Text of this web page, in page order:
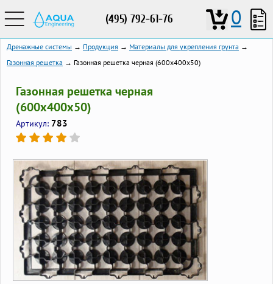
(495) 792-61-76 0
Дренажные системы → Продукция → Материалы для укрепления грунта →
Газонная решетка → Газонная решетка черная (600х400х50)
Газонная решетка черная
(600х400х50)
Артикул: 783